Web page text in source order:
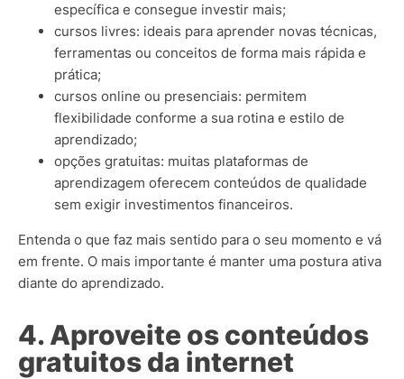
específica e consegue investir mais;
cursos livres: ideais para aprender novas técnicas,
ferramentas ou conceitos de forma mais rápida e
prática;
cursos online ou presenciais: permitem
flexibilidade conforme a sua rotina e estilo de
aprendizado;
opções gratuitas: muitas plataformas de
aprendizagem oferecem conteúdos de qualidade
sem exigir investimentos financeiros.
Entenda o que faz mais sentido para o seu momento e vá
em frente. O mais importante é manter uma postura ativa
diante do aprendizado.
4. Aproveite os conteúdos
gratuitos da internet